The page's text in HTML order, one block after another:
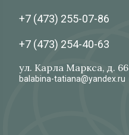
+7 (473) 255-07-86
+7 (473) 254-40-63
ул. Карла Маркса, д. 66
balabina-tatiana@yandex.ru